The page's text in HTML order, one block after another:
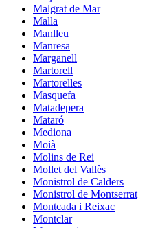
Malgrat de Mar
Malla
Manlleu
Manresa
Marganell
Martorell
Martorelles
Masquefa
Matadepera
Mataró
Mediona
Moià
Molins de Rei
Mollet del Vallès
Monistrol de Calders
Monistrol de Montserrat
Montcada i Reixac
Montclar